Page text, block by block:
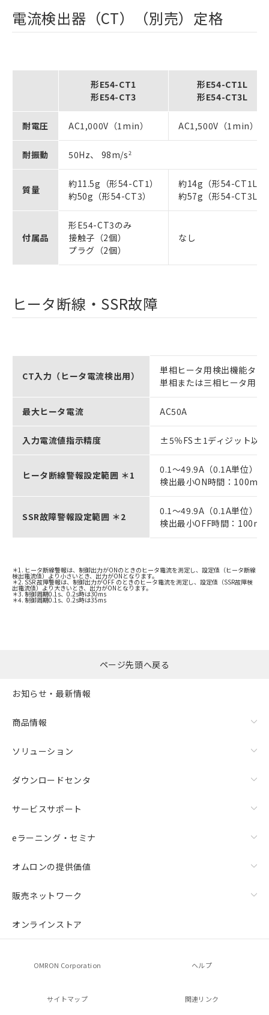
電流検出器（CT）（別売）定格
形E54-CT1
形E54-CT3
形E54-CT1L
形E54-CT3L
耐電圧 AC1,000V（1min） AC1,500V（1min）
耐振動 50Hz、 98m/s2
質量
約11.5g（形54-CT1）
約50g（形54-CT3）
約14g（形54-CT1L）
約57g（形54-CT3L）
付属品
形E54-CT3のみ
接触子（2個）
プラグ（2個）
なし
ヒータ断線・SSR故障
CT入力（ヒータ電流検出用）
単相ヒータ用検出機能タイ
単相または三相ヒータ用検
最大ヒータ電流 AC50A
入力電流値指示精度 ±5％FS±1ディジット以下
ヒータ断線警報設定範囲 ＊1
0.1～49.9A（0.1A単位）
検出最小ON時間：100ms
SSR故障警報設定範囲 ＊2
0.1～49.9A（0.1A単位）
検出最小OFF時間：100ms
＊1. ヒータ断線警報は、制御出力がONのときのヒータ電流を測定し、設定値（ヒータ断線
検出電流値）より小さいとき、出力がONとなります。
＊2. SSR 故障警報は、制御出力がOFF のときのヒータ電流を測定し、設定値（SSR故障検
出電流値）より大きいとき、出力がONとなります。
＊3. 制御周期0.1s、0.2s時は30ms
＊4. 制御周期0.1s、0.2s時は35ms
ページ先頭へ戻る
お知らせ・最新情報
商品情報
ソリューション
ダウンロードセンタ
サービスサポート
eラーニング・セミナ
オムロンの提供価値
販売ネットワーク
オンラインストア
OMRON Corporation ヘルプ
サイトマップ 関連リンク